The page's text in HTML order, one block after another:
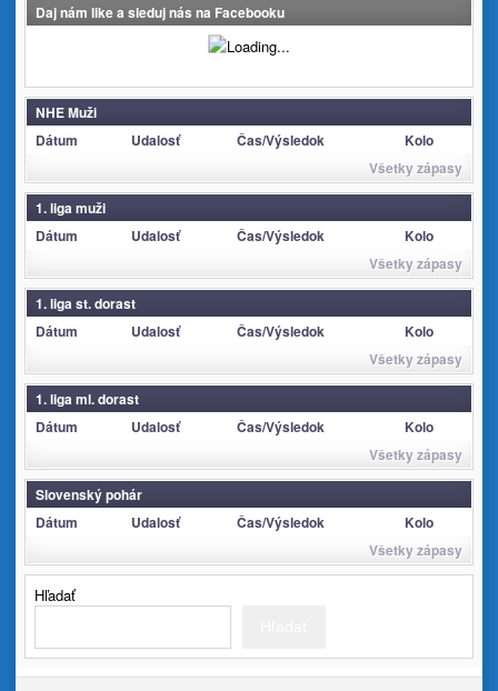
Daj nám like a sleduj nás na Facebooku
NHE Muži
Dátum
Udalosť Čas/Výsledok
Kolo
Všetky zápasy
1. liga muži
Dátum
Udalosť Čas/Výsledok
Kolo
Všetky zápasy
1. liga st. dorast
Dátum
Udalosť Čas/Výsledok
Kolo
Všetky zápasy
1. liga ml. dorast
Dátum
Udalosť Čas/Výsledok
Kolo
Všetky zápasy
Slovenský pohár
Dátum
Udalosť Čas/Výsledok
Kolo
Všetky zápasy
Hľadať